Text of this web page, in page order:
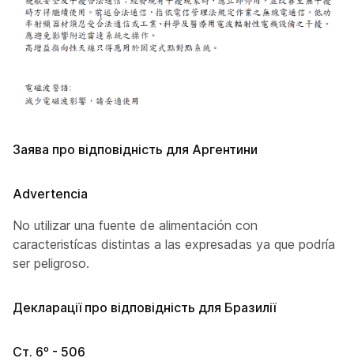
Заява про відповідність для Аргентини
Advertencia
No utilizar una fuente de alimentación con
caracteristícas distintas a las expresadas ya que podría
ser peligroso.
Декларації про відповідність для Бразилії
Ст. 6º - 506